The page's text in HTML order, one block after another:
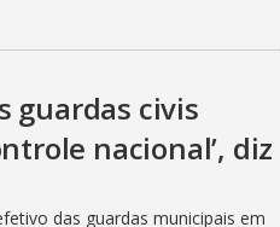
guardas civis
nacional’, diz
das guardas municipais em